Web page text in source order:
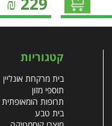
קטגוריות
בית מרקחת אונליין
תוספי מזון
תרופות הומאופתית
בית טבע